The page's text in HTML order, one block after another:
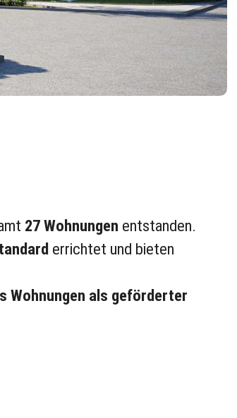
27 Wohnungen entstanden.
errichtet und bieten
Wohnungen als geförderter